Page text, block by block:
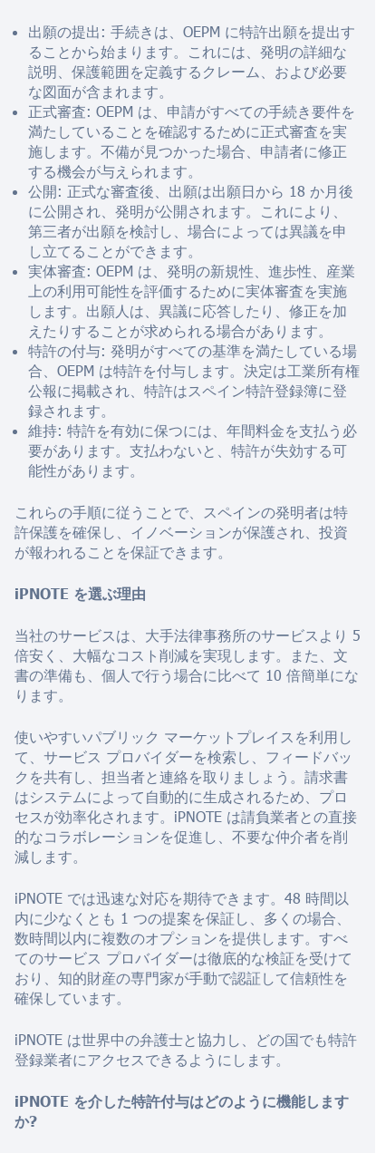
出願の提出: 手続きは、OEPM に特許出願を提出す
ることから始まります。これには、発明の詳細な
説明、保護範囲を定義するクレーム、および必要
な図面が含まれます。
正式審査: OEPM は、申請がすべての手続き要件を
満たしていることを確認するために正式審査を実
施します。不備が見つかった場合、申請者に修正
する機会が与えられます。
公開: 正式な審査後、出願は出願日から 18 か月後
に公開され、発明が公開されます。これにより、
第三者が出願を検討し、場合によっては異議を申
し立てることができます。
実体審査: OEPM は、発明の新規性、進歩性、産業
上の利用可能性を評価するために実体審査を実施
します。出願人は、異議に応答したり、修正を加
えたりすることが求められる場合があります。
特許の付与: 発明がすべての基準を満たしている場
合、OEPM は特許を付与します。決定は工業所有権
公報に掲載され、特許はスペイン特許登録簿に登
録されます。
維持: 特許を有効に保つには、年間料金を支払う必
要があります。支払わないと、特許が失効する可
能性があります。
これらの手順に従うことで、スペインの発明者は特
許保護を確保し、イノベーションが保護され、投資
が報われることを保証できます。
iPNOTE を選ぶ理由
当社のサービスは、大手法律事務所のサービスより 5
倍安く、大幅なコスト削減を実現します。また、文
書の準備も、個人で行う場合に比べて 10 倍簡単にな
ります。
使いやすいパブリック マーケットプレイスを利用し
て、サービス プロバイダーを検索し、フィードバッ
クを共有し、担当者と連絡を取りましょう。請求書
はシステムによって自動的に生成されるため、プロ
セスが効率化されます。iPNOTE は請負業者との直接
的なコラボレーションを促進し、不要な仲介者を削
減します。
iPNOTE では迅速な対応を期待できます。48 時間以
内に少なくとも 1 つの提案を保証し、多くの場合、
数時間以内に複数のオプションを提供します。すべ
てのサービス プロバイダーは徹底的な検証を受けて
おり、知的財産の専門家が手動で認証して信頼性を
確保しています。
iPNOTE は世界中の弁護士と協力し、どの国でも特許
登録業者にアクセスできるようにします。
iPNOTE を介した特許付与はどのように機能します
か?